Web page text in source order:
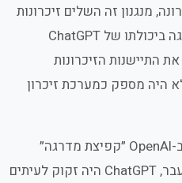
מנגנון זה השלים זיכרונות
שמורים כדי ליצור קפיצת מדרגה ביכולתו של ChatGPT
התיישנות הזיכרונות
היה מספק כמערכת זיכרון
מדובר בשיפור מהותי המכונה ב-OpenAI ״קפיצת מדרגה״
ביכולות הלמידה של המודל. בעבר, ChatGPT היה זקוק לעיתים